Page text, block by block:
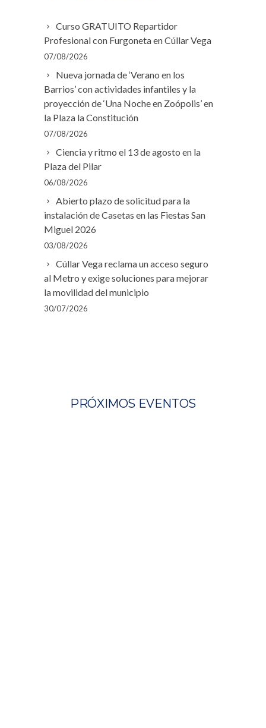
Curso GRATUITO Repartidor
Profesional con Furgoneta en Cúllar Vega
07/08/2026
Nueva jornada de ‘Verano en los
Barrios’ con actividades infantiles y la
proyección de ‘Una Noche en Zoópolis’ en
la Plaza la Constitución
07/08/2026
Ciencia y ritmo el 13 de agosto en la
Plaza del Pilar
06/08/2026
Abierto plazo de solicitud para la
instalación de Casetas en las Fiestas San
Miguel 2026
03/08/2026
Cúllar Vega reclama un acceso seguro
al Metro y exige soluciones para mejorar
la movilidad del municipio
30/07/2026
PRÓXIMOS EVENTOS